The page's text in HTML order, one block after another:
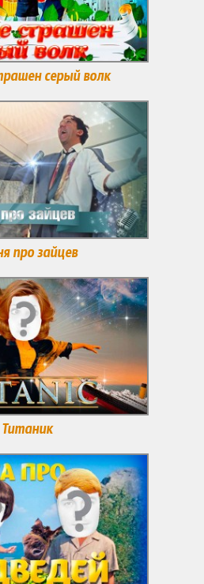
серый волк
про зайцев
Титаник